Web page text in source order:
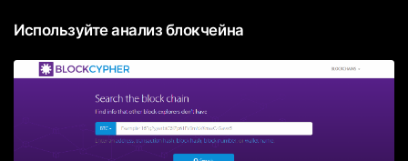
Используйте анализ блокчейна